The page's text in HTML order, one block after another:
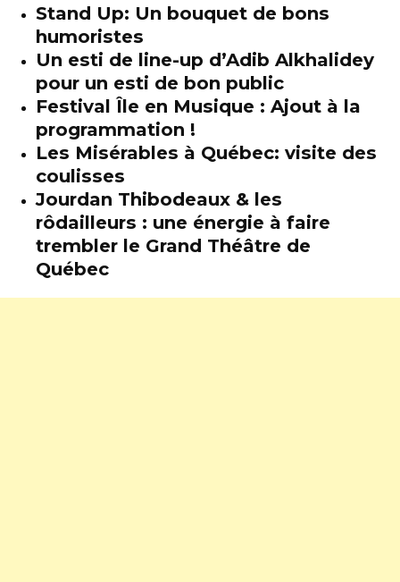
Stand Up: Un bouquet de bons
humoristes
Un esti de line-up d’Adib Alkhalidey
pour un esti de bon public
Festival Île en Musique : Ajout à la
programmation !
Les Misérables à Québec: visite des
coulisses
Jourdan Thibodeaux & les
rôdailleurs : une énergie à faire
trembler le Grand Théâtre de
Québec